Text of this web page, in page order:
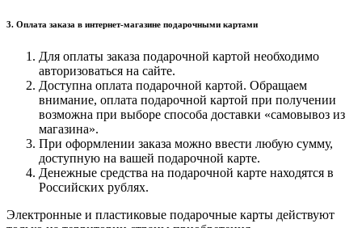
3. Оплата заказа в интернет-магазине подарочными картами
Для оплаты заказа подарочной картой необходимо
авторизоваться на сайте.
Доступна оплата подарочной картой. Обращаем
внимание, оплата подарочной картой при получении
возможна при выборе способа доставки «самовывоз из
магазина».
При оформлении заказа можно ввести любую сумму,
доступную на вашей подарочной карте.
Денежные средства на подарочной карте находятся в
Российских рублях.
Электронные и пластиковые подарочные карты действуют